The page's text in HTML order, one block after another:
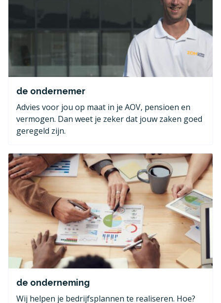
de ondernemer
Advies voor jou op maat in je AOV, pensioen en
vermogen. Dan weet je zeker dat jouw zaken goed
geregeld zijn.
de onderneming
Wij helpen je bedrijfsplannen te realiseren. Hoe?